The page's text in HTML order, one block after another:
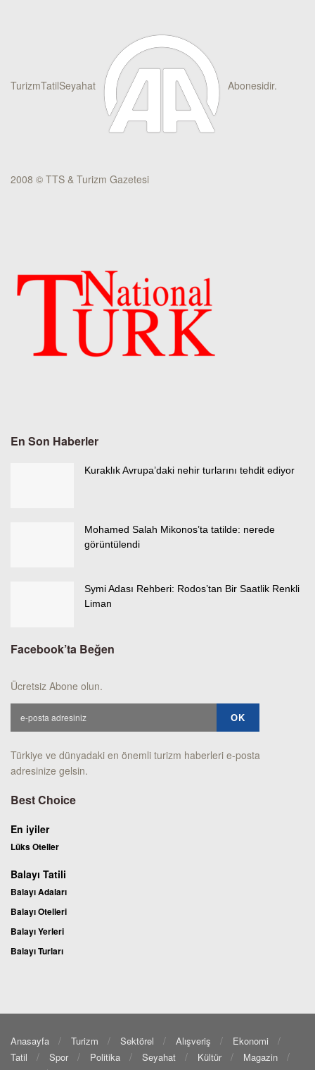
TurizmTatilSeyahat Abonesidir.
2008 © TTS & Turizm Gazetesi
En Son Haberler
Kuraklık Avrupa’daki nehir turlarını tehdit ediyor
Mohamed Salah Mikonos’ta tatilde: nerede
görüntülendi
Symi Adası Rehberi: Rodos’tan Bir Saatlik Renkli
Liman
Facebook’ta Beğen
Ücretsiz Abone olun.
Türkiye ve dünyadaki en önemli turizm haberleri e-posta
adresinize gelsin.
Best Choice
En iyiler
Lüks Oteller
Balayı Tatili
Balayı Adaları
Balayı Otelleri
Balayı Yerleri
Balayı Turları
Anasayfa Turizm Sektörel Alışveriş
Ekonomi
Tatil
Spor Politika Seyahat Kültür
Magazin